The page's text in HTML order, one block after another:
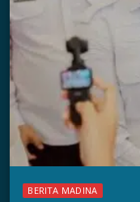
BERITA MADINA